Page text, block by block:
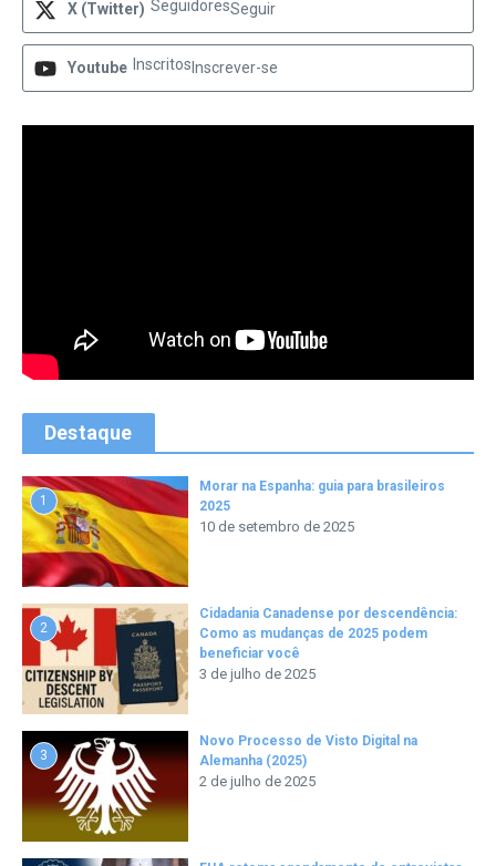
X (Twitter) SeguidoresSeguir
Youtube Inscritos Inscrever-se
Destaque
1
Morar na Espanha: guia para brasileiros
2025
10 de setembro de 2025
2
Cidadania Canadense por descendência:
Como as mudanças de 2025 podem
beneficiar você
3 de julho de 2025
3
Novo Processo de Visto Digital na
Alemanha (2025)
2 de julho de 2025